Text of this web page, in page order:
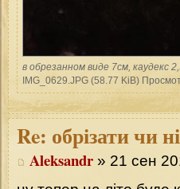
в обрезанном виде 7см, каудекс
IMG_0629.JPG (58.77 KiB)
Re: обрізати чи ні
Aleksandr » 21 сен